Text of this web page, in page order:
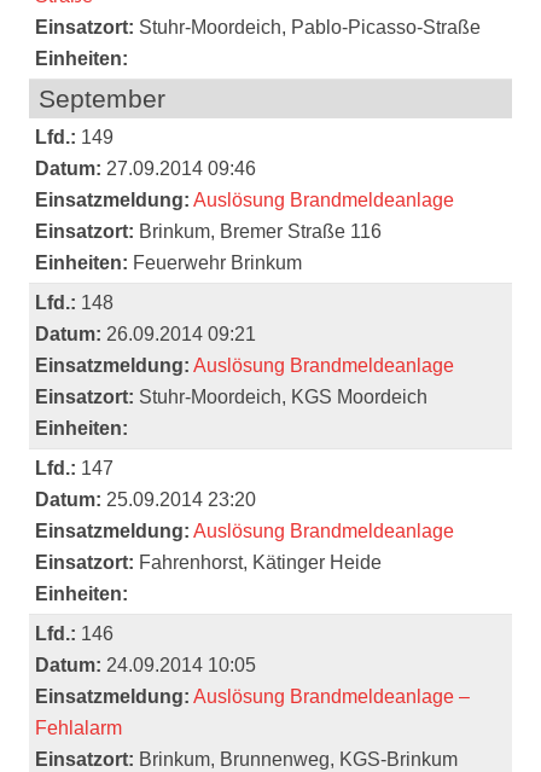
Einsatzort: Stuhr-Moordeich, Pablo-Picasso-Straße
Einheiten:
September
Lfd.: 149
Datum: 27.09.2014 09:46
Einsatzmeldung: Auslösung Brandmeldeanlage
Einsatzort: Brinkum, Bremer Straße 116
Einheiten: Feuerwehr Brinkum
Lfd.: 148
Datum: 26.09.2014 09:21
Einsatzmeldung: Auslösung Brandmeldeanlage
Einsatzort: Stuhr-Moordeich, KGS Moordeich
Einheiten:
Lfd.: 147
Datum: 25.09.2014 23:20
Einsatzmeldung: Auslösung Brandmeldeanlage
Einsatzort: Fahrenhorst, Kätinger Heide
Einheiten:
Lfd.: 146
Datum: 24.09.2014 10:05
Einsatzmeldung: Auslösung Brandmeldeanlage –
Fehlalarm
Einsatzort: Brinkum, Brunnenweg, KGS-Brinkum